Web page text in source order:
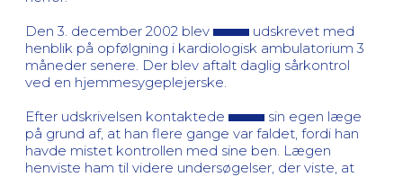
Den 3. december 2002 blev
udskrevet med
henblik på opfølgning i kardiologisk ambulatorium 3
måneder senere. Der blev aftalt daglig sårkontrol
ved en hjemmesygeplejerske.
Efter udskrivelsen kontaktede
sin egen læge
på grund af, at han flere gange var faldet, fordi han
havde mistet kontrollen med sine ben. Lægen
henviste ham til videre undersøgelser, der viste, at